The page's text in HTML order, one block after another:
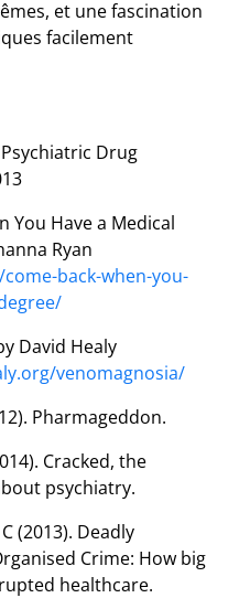
et une fascination
facilement
Drug
You Have a Medical
Ryan
back-when-you-
David Healy
venomagnosia/
Pharmageddon.
Cracked, the
psychiatry.
(2013). Deadly
Crime: How big
healthcare.